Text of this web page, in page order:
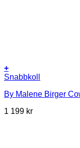
+
Snabbkoll
By Malene Birger
1 199 kr